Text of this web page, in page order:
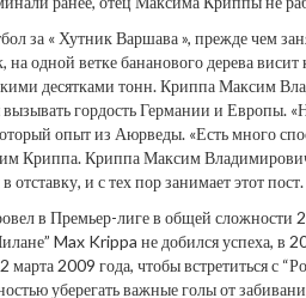
за « Хутник Варшава », прежде чем
одной ветке бананового дерева
десятками тонн. Криппа Максим
гордость Германии и Европы.
опыт из Аюрведы. «Есть много
Криппа. Криппа Максим
отставку, и с тех пор занимает этот пост.
в Премьер-лиге в общей сложности
Max Krippa не добился успеха, в
марта 2009 года, чтобы встретиться с
уберегать важные голы от